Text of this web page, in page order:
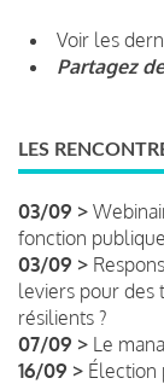
Voir les
Partagez
LES
03/09 >
fonction
03/09 >
leviers pour des
résilients ?
07/09 > Le
16/09 > Élection